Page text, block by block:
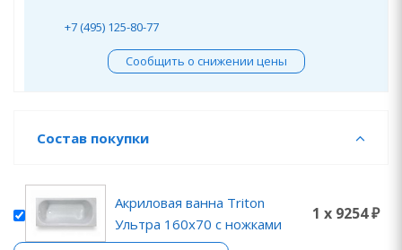
+7 (495) 125-80-77
Сообщить о снижении цены
Состав покупки
Акриловая ванна Triton
Ультра 160х70 с ножками
1 x 9254 ₽